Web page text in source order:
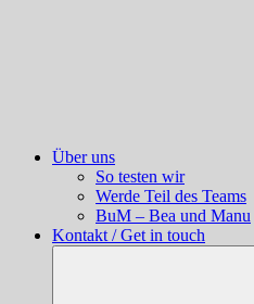
Über uns
So testen wir
Werde Teil des Teams
BuM – Bea und Manu
Kontakt / Get in touch